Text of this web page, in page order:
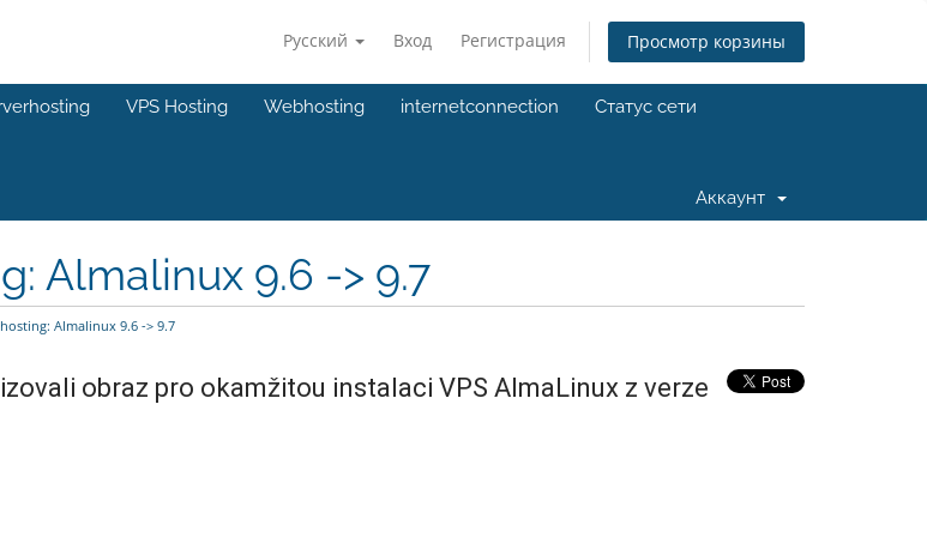
Русский Вход Регистрация Просмотр корзины
VPS Hosting Webhosting internetconnection Статус сети
Аккаунт
Almalinux 9.6 -> 9.7
hosting: Almalinux 9.6 -> 9.7
obraz pro okamžitou instalaci VPS AlmaLinux z verze